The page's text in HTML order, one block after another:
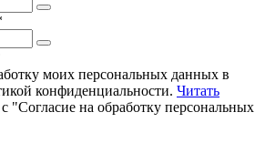
моих персональных данных в
конфиденциальности. Читать
"Согласие на обработку персональных